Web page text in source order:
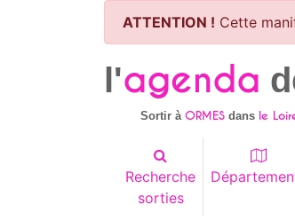
ATTENTION ! Cette
l'agenda
Sortir àORMES dans le
Recherche
sorties